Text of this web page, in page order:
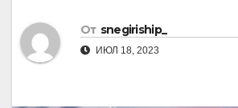
От snegiriship_
ИЮЛ 18, 2023